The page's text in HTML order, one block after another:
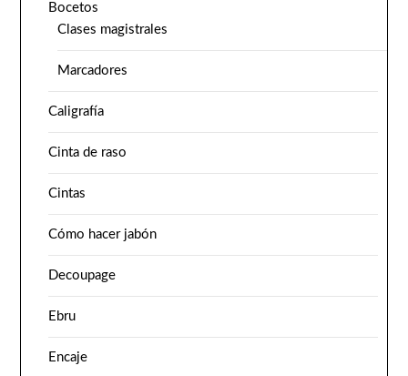
Bocetos
Clases magistrales
Marcadores
Caligrafía
Cinta de raso
Cintas
Cómo hacer jabón
Decoupage
Ebru
Encaje